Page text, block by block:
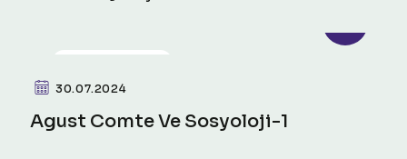
30.07.2024
Agust Comte Ve Sosyoloji-1